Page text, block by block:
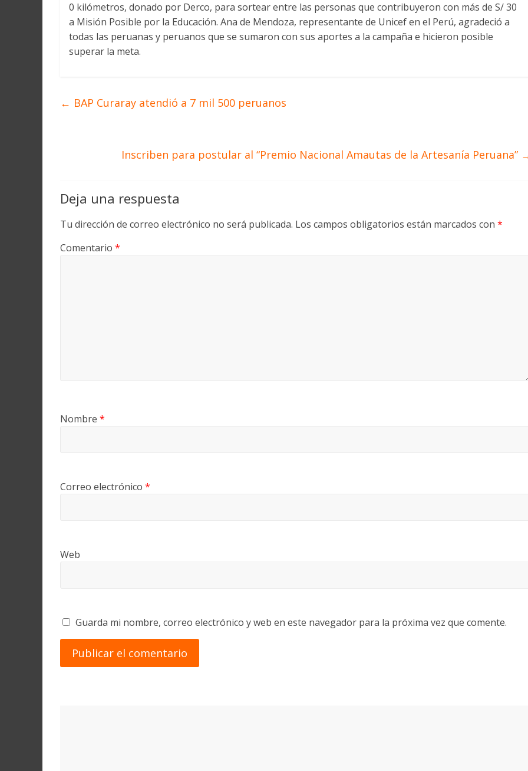
0 kilómetros, donado por Derco, para sortear entre las personas que contribuyeron con más de S/ 30
a Misión Posible por la Educación. Ana de Mendoza, representante de Unicef en el Perú, agradeció a
todas las peruanas y peruanos que se sumaron con sus aportes a la campaña e hicieron posible
superar la meta.
← BAP Curaray atendió a 7 mil 500 peruanos
Inscriben para postular al “Premio Nacional Amautas de la Artesanía Peruana”
Deja una respuesta
Tu dirección de correo electrónico no será publicada. Los campos obligatorios están marcados con *
Comentario *
Nombre *
Correo electrónico *
Web
Guarda mi nombre, correo electrónico y web en este navegador para la próxima vez que comente.